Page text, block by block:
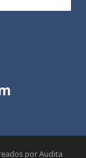
por Audita